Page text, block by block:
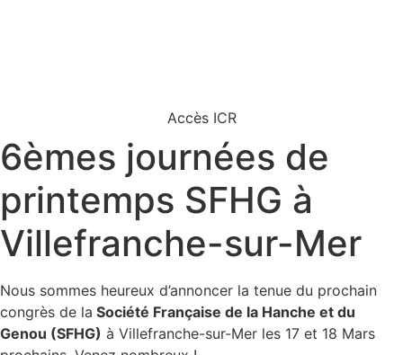
Accès ICR
6èmes journées de
printemps SFHG à
Villefranche-sur-Mer
Nous sommes heureux d’annoncer la tenue du prochain
congrès de la Société Française de la Hanche et du
Genou (SFHG) à Villefranche-sur-Mer les 17 et 18 Mars